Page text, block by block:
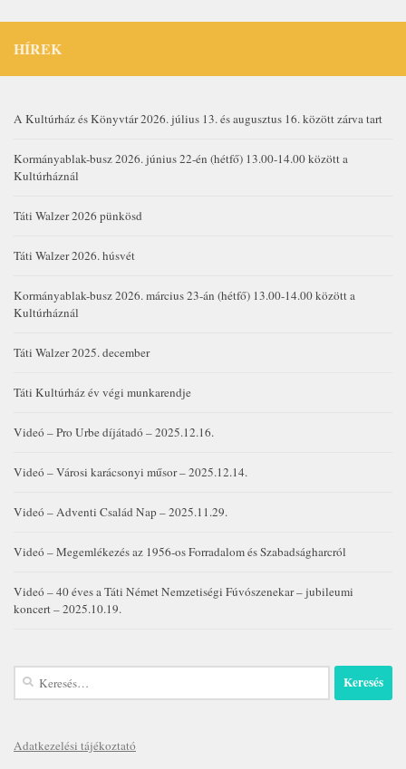
HÍREK
A Kultúrház és Könyvtár 2026. július 13. és augusztus 16. között zárva tart
Kormányablak-busz 2026. június 22-én (hétfő) 13.00-14.00 között a
Kultúrháznál
Táti Walzer 2026 pünkösd
Táti Walzer 2026. húsvét
Kormányablak-busz 2026. március 23-án (hétfő) 13.00-14.00 között a
Kultúrháznál
Táti Walzer 2025. december
Táti Kultúrház év végi munkarendje
Videó – Pro Urbe díjátadó – 2025.12.16.
Videó – Városi karácsonyi műsor – 2025.12.14.
Videó – Adventi Család Nap – 2025.11.29.
Videó – Megemlékezés az 1956-os Forradalom és Szabadságharcról
Videó – 40 éves a Táti Német Nemzetiségi Fúvószenekar – jubileumi
koncert – 2025.10.19.
Keresés:
Adatkezelési tájékoztató